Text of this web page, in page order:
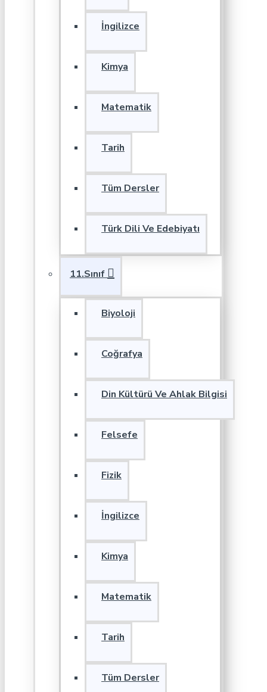
İngilizce
Kimya
Matematik
Tarih
Tüm Dersler
Türk Dili Ve Edebiyatı
11.Sınıf
Biyoloji
Coğrafya
Din Kültürü Ve Ahlak Bilgisi
Felsefe
Fizik
İngilizce
Kimya
Matematik
Tarih
Tüm Dersler